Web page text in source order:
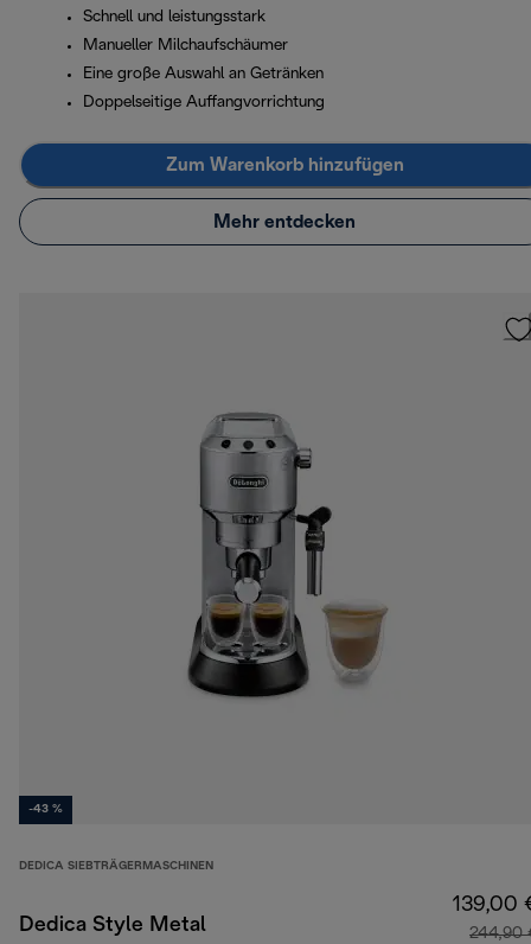
Schnell und leistungsstark
Manueller Milchaufschäumer
Eine große Auswahl an Getränken
Doppelseitige Auffangvorrichtung
Zum Warenkorb hinzufügen
Mehr entdecken
-43 %
DEDICA SIEBTRÄGERMASCHINEN
Dedica Style Metal
139,00
244,90